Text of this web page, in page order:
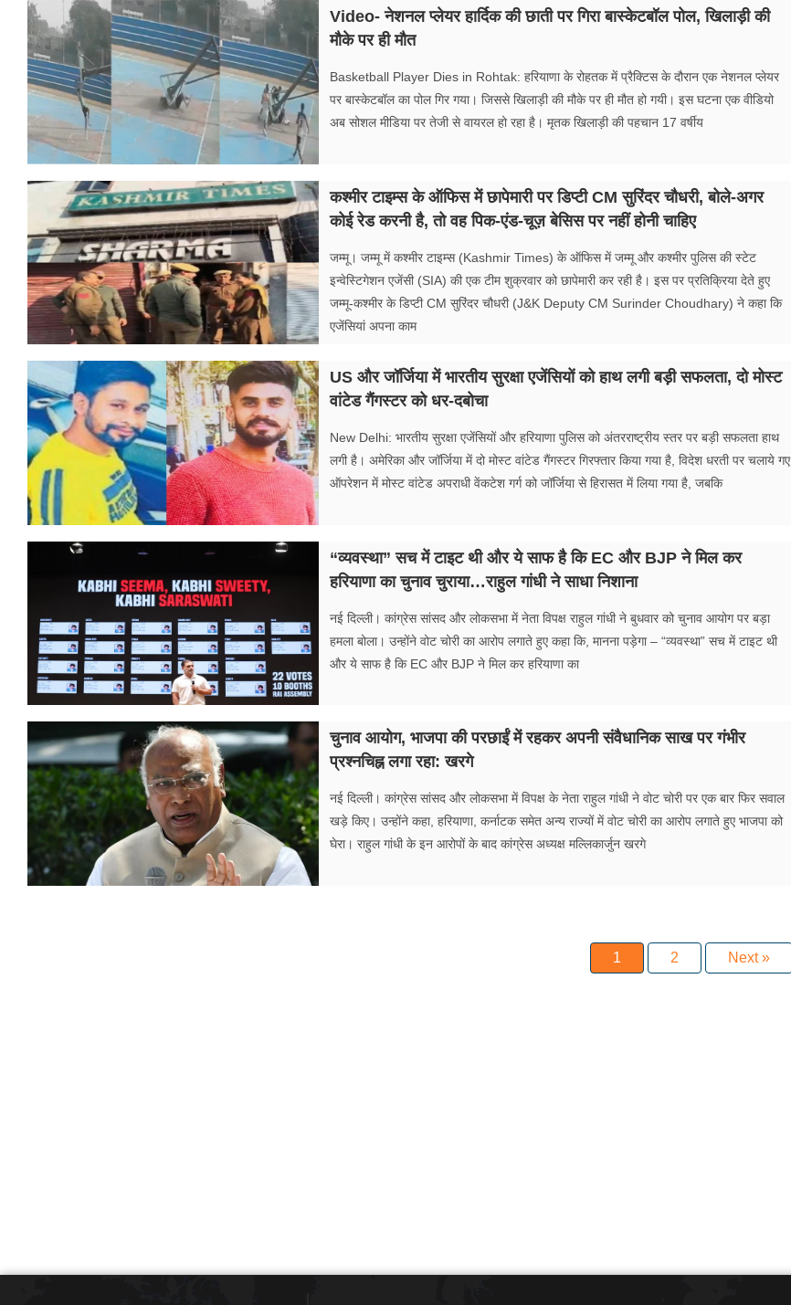
Video- नेशनल प्लेयर हार्दिक की छाती पर गिरा बास्केटबॉल पोल, खिलाड़ी की
मौके पर ही मौत
Basketball Player Dies in Rohtak: हरियाणा के रोहतक में प्रैक्टिस के दौरान एक नेशनल प्लेयर
पर बास्केटबॉल का पोल गिर गया। जिससे खिलाड़ी की मौके पर ही मौत हो गयी। इस घटना एक वीडियो
अब सोशल मीडिया पर तेजी से वायरल हो रहा है। मृतक खिलाड़ी की पहचान 17 वर्षीय
कश्मीर टाइम्स के ऑफिस में छापेमारी पर डिप्टी CM सुरिंदर चौधरी, बोले-अगर
कोई रेड करनी है, तो वह पिक-एंड-चूज़ बेसिस पर नहीं होनी चाहिए
जम्मू। जम्मू में कश्मीर टाइम्स (Kashmir Times) के ऑफिस में जम्मू और कश्मीर पुलिस की स्टेट
इन्वेस्टिगेशन एजेंसी (SIA) की एक टीम शुक्रवार को छापेमारी कर रही है। इस पर प्रतिक्रिया देते हुए
जम्मू-कश्मीर के डिप्टी CM सुरिंदर चौधरी (J&K Deputy CM Surinder Choudhary) ने कहा कि
एजेंसियां ​​अपना काम
US और जॉर्जिया में भारतीय सुरक्षा एजेंसियों को हाथ लगी बड़ी सफलता, दो मोस्ट
वांटेड गैंगस्टर को धर-दबोचा
New Delhi: भारतीय सुरक्षा एजेंसियों और हरियाणा पुलिस को अंतरराष्ट्रीय स्तर पर बड़ी सफलता हाथ
लगी है। अमेरिका और जॉर्जिया में दो मोस्ट वांटेड गैंगस्टर गिरफ्तार किया गया है, विदेश धरती पर चलाये गए
ऑपरेशन में मोस्ट वांटेड अपराधी वेंकटेश गर्ग को जॉर्जिया से हिरासत में लिया गया है, जबकि
“व्यवस्था” सच में टाइट थी और ये साफ है कि EC और BJP ने मिल कर
हरियाणा का चुनाव चुराया…राहुल गांधी ने साधा निशाना
नई दिल्ली। कांग्रेस सांसद और लोकसभा में नेता विपक्ष राहुल गांधी ने बुधवार को चुनाव आयोग पर बड़ा
हमला बोला। उन्होंने वोट चोरी का आरोप लगाते हुए कहा कि, मानना पड़ेगा – “व्यवस्था” सच में टाइट थी
और ये साफ है कि EC और BJP ने मिल कर हरियाणा का
चुनाव आयोग, भाजपा की परछाईं में रहकर अपनी संवैधानिक साख पर गंभीर
प्रश्नचिह्न लगा रहा: खरगे
नई दिल्ली। कांग्रेस सांसद और लोकसभा में विपक्ष के नेता राहुल गांधी ने वोट चोरी पर एक बार फिर सवाल
खड़े किए। उन्होंने कहा, हरियाणा, कर्नाटक समेत अन्य राज्यों में वोट चोरी का आरोप लगाते हुए भाजपा को
घेरा। राहुल गांधी के इन आरोपों के बाद कांग्रेस अध्यक्ष मल्लिकार्जुन खरगे
1 2 Next »